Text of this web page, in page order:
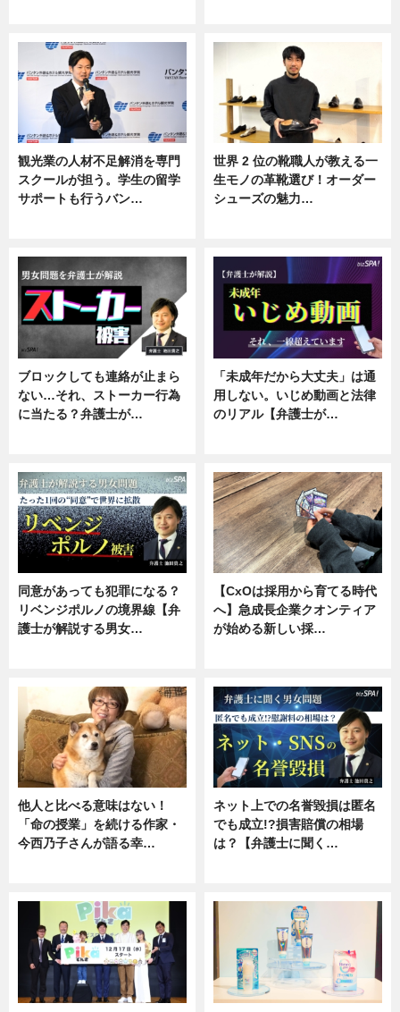
観光業の人材不足解消を専門
スクールが担う。学生の留学
サポートも行うバン…
世界 2 位の靴職人が教える一
生モノの革靴選び！オーダー
シューズの魅力…
ブロックしても連絡が止まら
ない…それ、ストーカー行為
に当たる？弁護士が…
「未成年だから大丈夫」は通
用しない。いじめ動画と法律
のリアル【弁護士が…
同意があっても犯罪になる？
リベンジポルノの境界線【弁
護士が解説する男女…
【CxOは採用から育てる時代
へ】急成長企業クオンティア
が始める新しい採…
他人と比べる意味はない！
「命の授業」を続ける作家・
今西乃子さんが語る幸…
ネット上での名誉毀損は匿名
でも成立!?損害賠償の相場
は？【弁護士に聞く…